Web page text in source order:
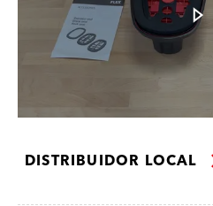
DISTRIBUIDOR LOCAL